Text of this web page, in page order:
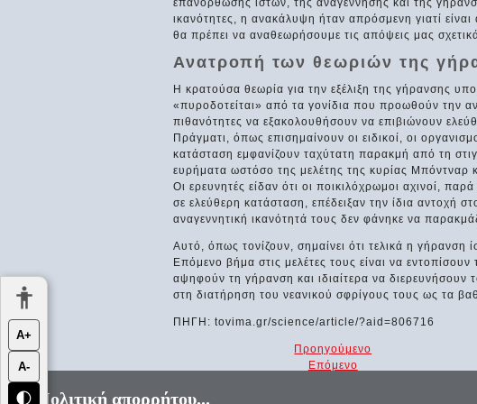
επανόρθωσης ιστών, της αναγέννησης και της
ικανότητες, η ανακάλυψη ήταν απρόσμενη γιατί
θα πρέπει να αναθεωρήσουμε τις απόψεις μας
Ανατροπή των θεωριών της
Η κρατούσα θεωρία για την εξέλιξη της γήρανσης
«πυροδοτείται» από τα γονίδια που προωθούν την
πιθανότητες να εξακολουθήσουν να επιβιώνουν
Πράγματι, όπως επισημαίνουν οι ειδικοί, οι
κατάσταση εμφανίζουν ταχύτατη παρακμή από τη
ευρήματα ωστόσο της μελέτης της κυρίας Μπόντναρ
Οι ερευνητές είδαν ότι οι ποικιλόχρωμοι αχινοί,
σε ελεύθερη κατάσταση, επέδειξαν την ίδια αντοχή
αναγεννητική ικανότητά τους δεν φάνηκε να
Αυτό, όπως τονίζουν, σημαίνει ότι τελικά η
Επόμενο βήμα στις μελέτες τους είναι να
αψηφούν τη γήρανση και ιδιαίτερα να διερευνήσουν
στη διατήρηση του νεανικού σφρίγους τους ως τα
ΠΗΓΗ: tovima.gr/science/article/?aid=806716
Προηγούμενο
Επόμενο
Πολιτική απορρήτου...
Α+
Α-
🌓